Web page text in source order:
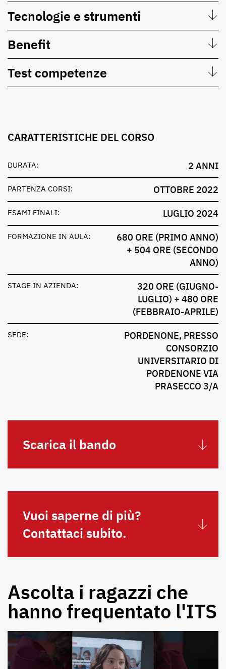
Tecnologie e strumenti
Benefit
Test competenze
CARATTERISTICHE DEL CORSO
DURATA: 2 ANNI
PARTENZA CORSI: OTTOBRE 2022
ESAMI FINALI: LUGLIO 2024
FORMAZIONE IN AULA:
680 ORE (PRIMO ANNO)
+ 504 ORE (SECONDO
ANNO)
STAGE IN AZIENDA:
320 ORE (GIUGNO-
LUGLIO) + 480 ORE
(FEBBRAIO-APRILE)
SEDE:
PORDENONE, PRESSO
CONSORZIO
UNIVERSITARIO DI
PORDENONE VIA
PRASECCO 3/A
Scarica il bando
Vuoi saperne di più?
Contattaci subito.
Ascolta i ragazzi che
hanno frequentato l'ITS